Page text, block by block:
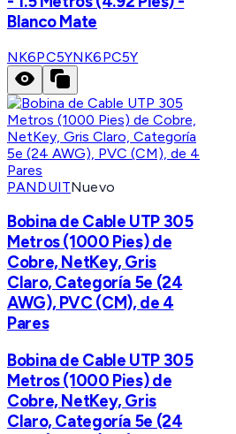
Blanco Mate
NK6PC5YNK6PC5Y
PANDUITNuevo
Bobina de Cable UTP 305
Metros (1000 Pies) de
Cobre, NetKey, Gris
Claro, Categoría 5e (24
AWG), PVC (CM), de 4
Pares
Bobina de Cable UTP 305
Metros (1000 Pies) de
Cobre, NetKey, Gris
Claro, Categoría 5e (24